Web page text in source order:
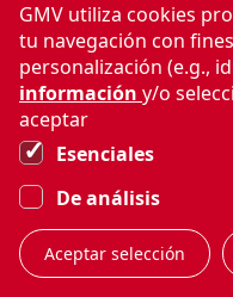
GMV utiliza cookies
tu navegación con
personalización (e.g.,
información y/o
aceptar
Esenciales
De análisis
Aceptar selección